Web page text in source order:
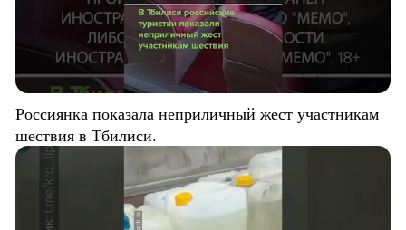
Россиянка показала неприличный жест участникам
шествия в Тбилиси.